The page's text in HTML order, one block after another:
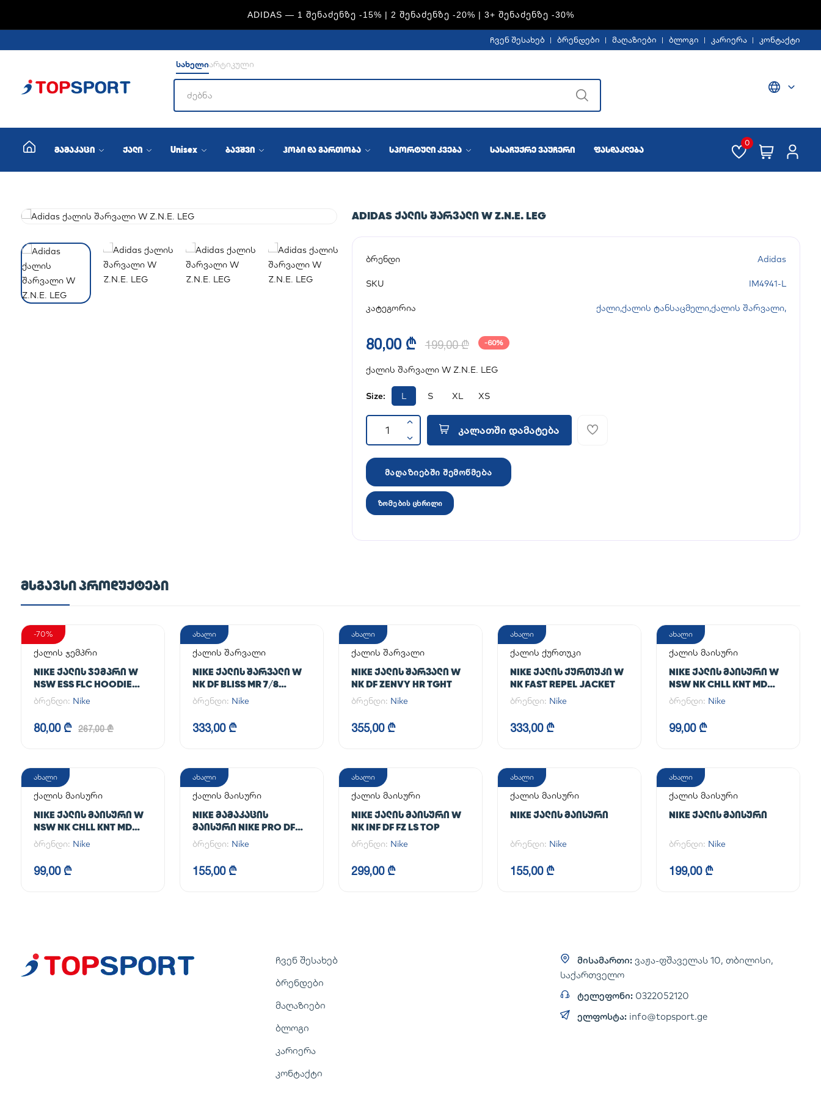
ADIDAS — 1 ᲨᲔᲜᲐᲫᲔᲜᲖᲔ -15% | 2 ᲨᲔᲜᲐᲫᲔᲜᲖᲔ -20% | 3+ ᲨᲔᲜᲐᲫᲔᲜᲖᲔ -30%
ჩვენ შესახებ ბრენდები მაღაზიები ბლოგი კარიერა კონტაქტი
სახელიარტიკული
მამაკაცი ქალი Unisex ბავშვი ჰობი და გართობა სპორტული კვება სასაჩუქრე ვაუჩერი ფასდაკლება
0
ADIDAS ᲥᲐᲚᲘᲡ ᲨᲐᲠᲕᲐᲚᲘ W Z.N.E. LEG
ბრენდი Adidas
SKU IM4941-L
კატეგორია ქალი,ქალის ტანსაცმელი,ქალის შარვალი,
80,00 ₾ 199,00 ₾ -60%
ქალის შარვალი W Z.N.E. LEG
Size: L S XL XS
კალათში დამატება
მაღაზიებში შემოწმება
ზომების ცხრილი
ᲛᲡᲒᲐᲕᲡᲘ ᲞᲠᲝᲓᲣᲥᲢᲔᲑᲘ
-70%
ქალის ჯემპრი
NIKE ᲥᲐᲚᲘᲡ ᲯᲔᲛᲞᲠᲘ W
NSW ESS FLC HOODIE
CLCTN RE
ბრენდი: Nike
80,00 ₾ 267,00 ₾
ახალი
ქალის შარვალი
NIKE ᲥᲐᲚᲘᲡ ᲨᲐᲠᲕᲐᲚᲘ W
NK DF BLISS MR 7/8
JOGGER
ბრენდი: Nike
333,00 ₾
ახალი
ქალის შარვალი
NIKE ᲥᲐᲚᲘᲡ ᲨᲐᲠᲕᲐᲚᲘ W
NK DF ZENVY HR TGHT
ბრენდი: Nike
355,00 ₾
ახალი
ქალის ქურთუკი
NIKE ᲥᲐᲚᲘᲡ ᲥᲣᲠᲗᲣᲙᲘ W
NK FAST REPEL JACKET
ბრენდი: Nike
333,00 ₾
ახალი
ქალის მაისური
NIKE ᲥᲐᲚᲘᲡ ᲛᲐᲘᲡᲣᲠᲘ W
NSW NK CHLL KNT MD
CRP
ბრენდი: Nike
99,00 ₾
ახალი
ქალის მაისური
NIKE ᲥᲐᲚᲘᲡ ᲛᲐᲘᲡᲣᲠᲘ W
NSW NK CHLL KNT MD
CRP
ბრენდი: Nike
99,00 ₾
ახალი
ქალის მაისური
NIKE ᲛᲐᲛᲐᲙᲐᲪᲘᲡ
ᲛᲐᲘᲡᲣᲠᲘ NIKE PRO DF
365 CROP LS
ბრენდი: Nike
155,00 ₾
ახალი
ქალის მაისური
NIKE ᲥᲐᲚᲘᲡ ᲛᲐᲘᲡᲣᲠᲘ W
NK INF DF FZ LS TOP
ბრენდი: Nike
299,00 ₾
ახალი
ქალის მაისური
NIKE ᲥᲐᲚᲘᲡ ᲛᲐᲘᲡᲣᲠᲘ
ბრენდი: Nike
155,00 ₾
ახალი
ქალის მაისური
NIKE ᲥᲐᲚᲘᲡ ᲛᲐᲘᲡᲣᲠᲘ
ბრენდი: Nike
199,00 ₾
ჩვენ შესახებ
ბრენდები
მაღაზიები
ბლოგი
კარიერა
კონტაქტი
მისამართი: ვაჟა-ფშაველას 10, თბილისი,
საქართველო
ტელეფონი: 0322052120
ელფოსტა: info@topsport.ge